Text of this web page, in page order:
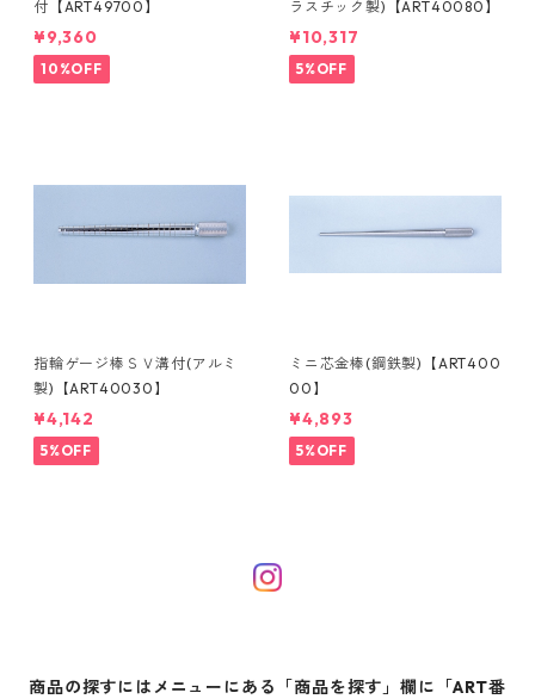
付【ART49700】
¥9,360
10%OFF
ラスチック製)【ART40080】
¥10,317
5%OFF
指輪ゲージ棒ＳＶ溝付(アルミ
製)【ART40030】
¥4,142
5%OFF
ミニ芯金棒(鋼鉄製)【ART400
00】
¥4,893
5%OFF
商品の探すにはメニューにある「商品を探す」欄に「ART番